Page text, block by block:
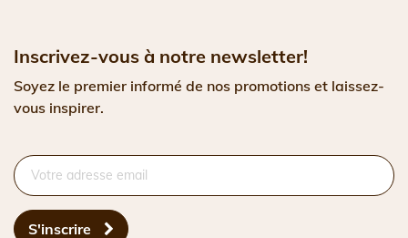
Inscrivez-vous à notre newsletter!
Soyez le premier informé de nos promotions et laissez-
vous inspirer.
S'inscrire